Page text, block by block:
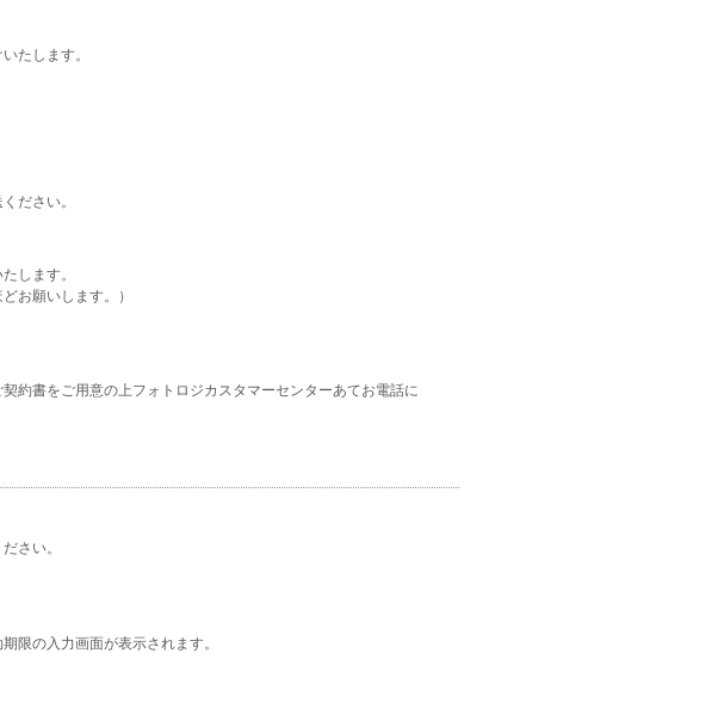
たします。
ださい。
します。
お願いします。）
約書をご用意の上フォトロジカスタマーセンターあてお電話に
さい。
限の入力画面が表示されます。